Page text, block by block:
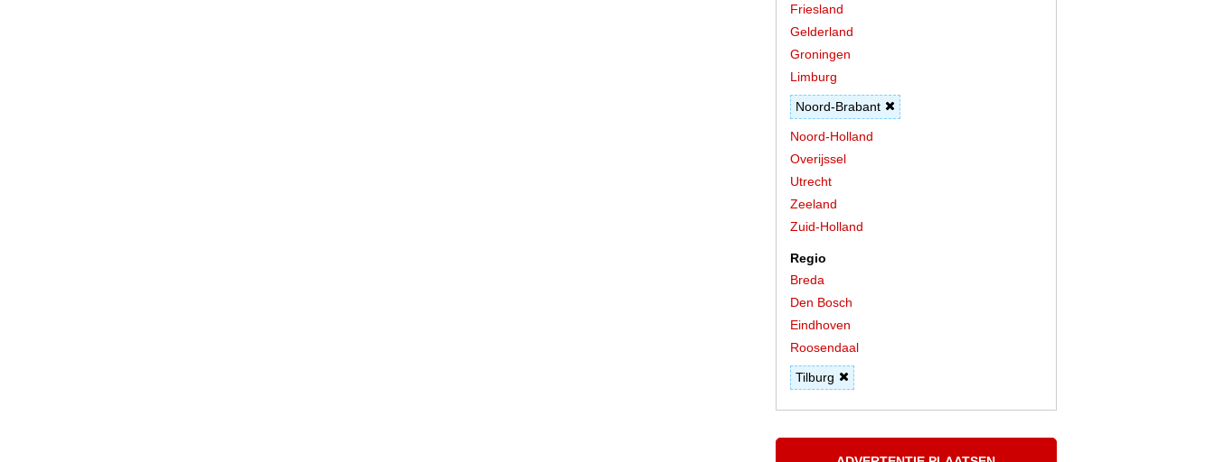
Friesland
Gelderland
Groningen
Limburg
Noord-Brabant
Noord-Holland
Overijssel
Utrecht
Zeeland
Zuid-Holland
Regio
Breda
Den Bosch
Eindhoven
Roosendaal
Tilburg